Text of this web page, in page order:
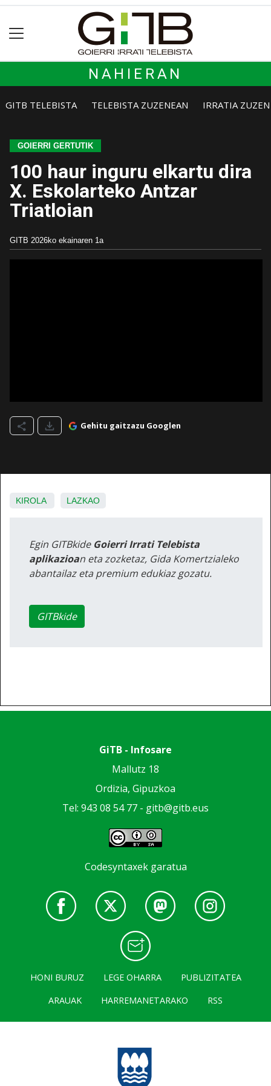
NAHIERAN
GITB TELEBISTA TELEBISTA ZUZENEAN IRRATIA
GOIERRI GERTUTIK
100 haur inguru elkartu dira
X. Eskolarteko Antzar
Triatloian
GITB 2026ko ekainaren 1a
Gehitu gaitzazu Googlen
KIROLA LAZKAO
Egin GITBkide Goierri Irrati Telebista
aplikazioan eta zozketaz, Gida Komertzialeko
abantailaz eta premium edukiaz gozatu.
GITBkide
GiTB - Infosare
Mallutz 18
Ordizia, Gipuzkoa
Tel: 943 08 54 77 - gitb@gitb.eus
Codesyntaxek garatua
HONI BURUZ LEGE OHARRA
PUBLIZITATEA
ARAUAK
HARREMANETARAKO RSS